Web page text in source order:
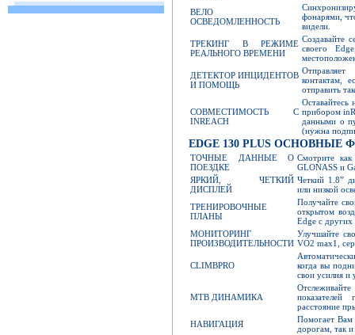
ВЕЛО
ОСВЕДОМЛЕННОСТЬ
фонарями,
видели.
ТРЕКИНГ В РЕЖИМЕ
РЕАЛЬНОГО ВРЕМЕНИ
Создавайте
своего
ДЕТЕКТОР ИНЦИДЕНТОВ
И ПОМОЩЬ
Отправляет
контактам,
отправить
СОВМЕСТИМОСТЬ С
INREACH
Оставайтесь
прибором
данными о
(нужна
EDGE 130 PLUS ОСНОВНЫЕ
ТОЧНЫЕ ДАННЫЕ О
ПОЕЗДКЕ
Смотрите
GLONASS и
ЯРКИЙ, ЧЕТКИЙ
ДИСПЛЕЙ
Четкий 1.8”
или низкой
ТРЕНИРОВОЧНЫЕ
ПЛАНЫ
Получайте
открытом
Edge с
МОНИТОРИНГ
ПРОИЗВОДИТЕЛЬНОСТИ
Улучшайте
VO2 max1,
CLIMBPRO
когда вы
свои усилия и
MTB ДИНАМИКА
расстояние
НАВИГАЦИЯ
Помогает Вам
дорогам, так